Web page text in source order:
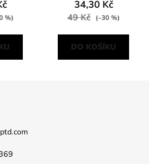
%)
34,30 Kč
49 Kč (–30 %)
DO KOŠÍKU